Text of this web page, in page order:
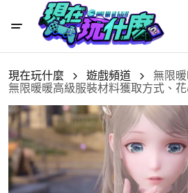
現在玩什麼 遊戲頻道
無限
無限暖暖高級服裝材料獲取方式、花